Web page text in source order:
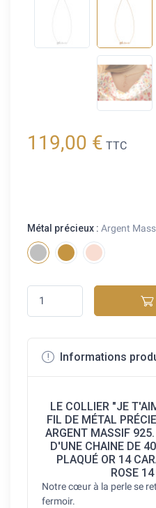
119,00 € TTC
Métal précieux : Argent
Informations
LE COLLIER "JE
FIL DE MÉTAL
ARGENT MASSIF
D'UNE CHAINE DE
PLAQUÉ OR 14
ROSE
Notre cœur à la perle se
fermoir.